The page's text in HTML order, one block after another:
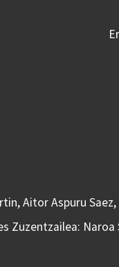
Aitor Aspuru
Zuzentzailea: